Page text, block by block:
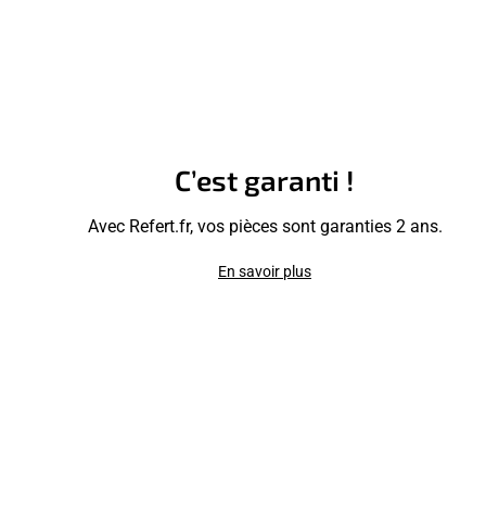
C’est garanti !
Avec Refert.fr, vos pièces sont garanties 2 ans.
En savoir plus